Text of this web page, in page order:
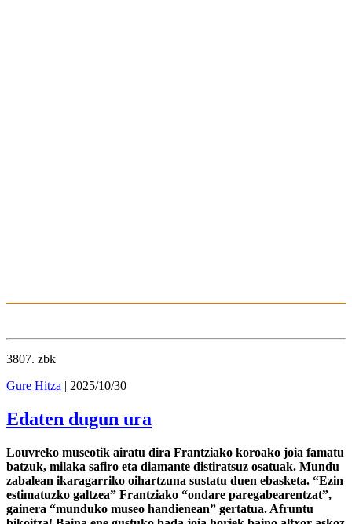
3807. zbk
Gure Hitza | 2025/10/30
Edaten dugun ura
Louvreko museotik airatu dira Frantziako koroako joia famatu
batzuk, milaka safiro eta diamante distiratsuz osatuak. Mundu
zabalean ikaragarriko oihartzuna sustatu duen ebasketa. “Ezin
estimatuzko galtzea” Frantziako “ondare paregabearentzat”,
gainera “munduko museo handienean” gertatua. Afruntu